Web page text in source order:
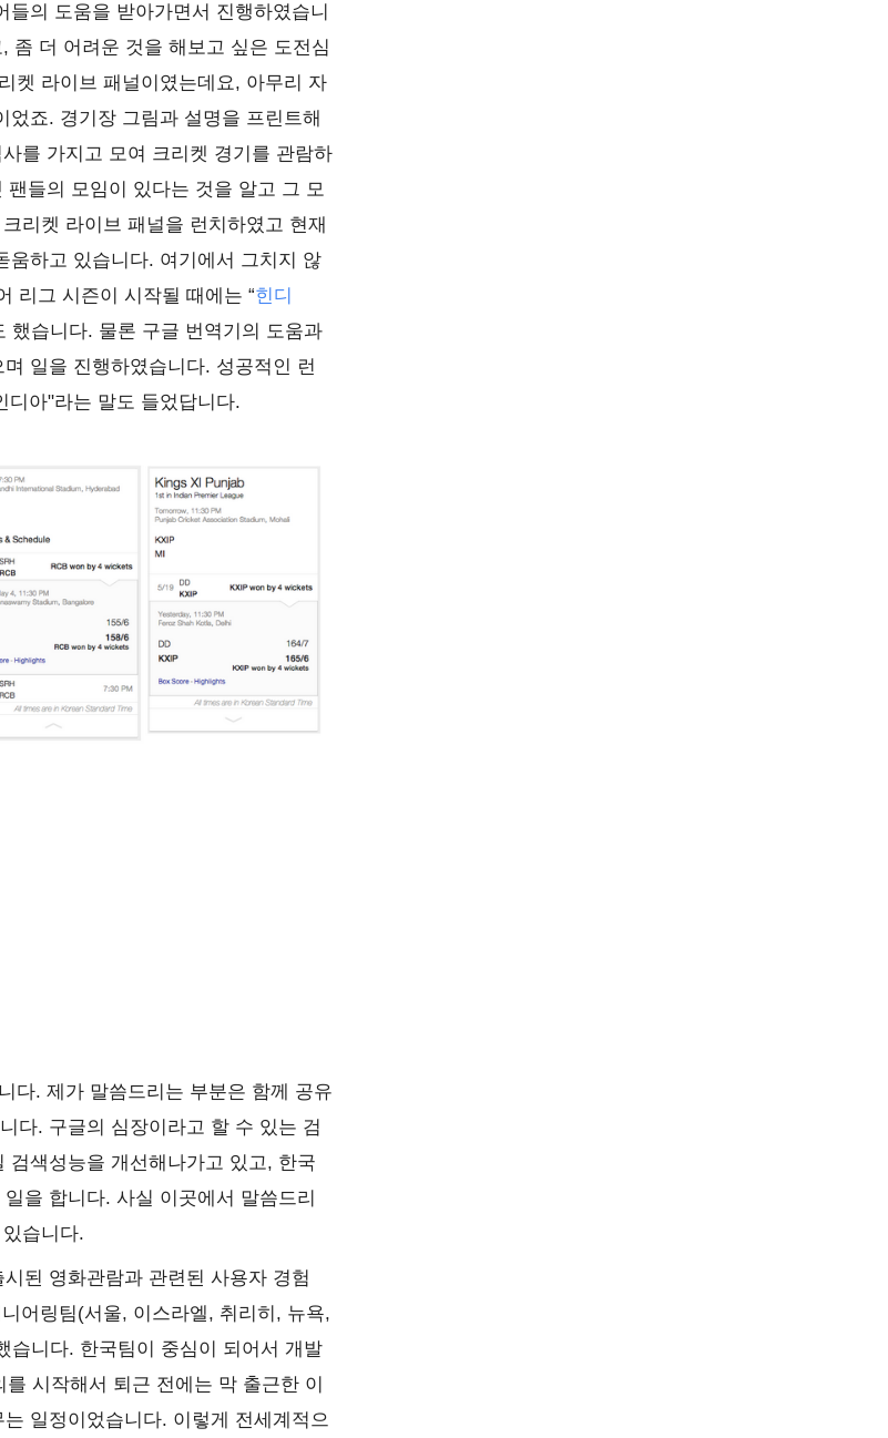
의 도움을 받아가면서 진행하였습니
좀 더 어려운 것을 해보고 싶은 도전심
켓 라이브 패널이였는데요, 아무리 자
죠. 경기장 그림과 설명을 프린트해
를 가지고 모여 크리켓 경기를 관람하
들의 모임이 있다는 것을 알고 그 모
리켓 라이브 패널을 런치하였고 현재
움하고 있습니다. 여기에서 그치지 않
리그 시즌이 시작될 때에는 “힌디
했습니다. 물론 구글 번역기의 도움과
일을 진행하였습니다. 성공적인 런
디아"라는 말도 들었답니다.
다. 제가 말씀드리는 부분은 함께 공유
다. 구글의 심장이라고 할 수 있는 검
색성능을 개선해나가고 있고, 한국
을 합니다. 사실 이곳에서 말씀드리
습니다.
된 영화관람과 관련된 사용자 경험
어링팀(서울, 이스라엘, 취리히, 뉴욕,
습니다. 한국팀이 중심이 되어서 개발
시작해서 퇴근 전에는 막 출근한 이
일정이었습니다. 이렇게 전세계적으